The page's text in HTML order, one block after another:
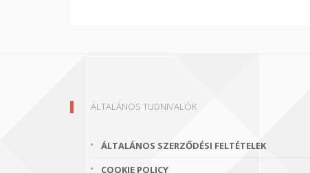
ÁLTALÁNOS TUDNIVALÓK
ÁLTALÁNOS SZERZŐDÉSI FELTÉTELEK
COOKIE POLICY